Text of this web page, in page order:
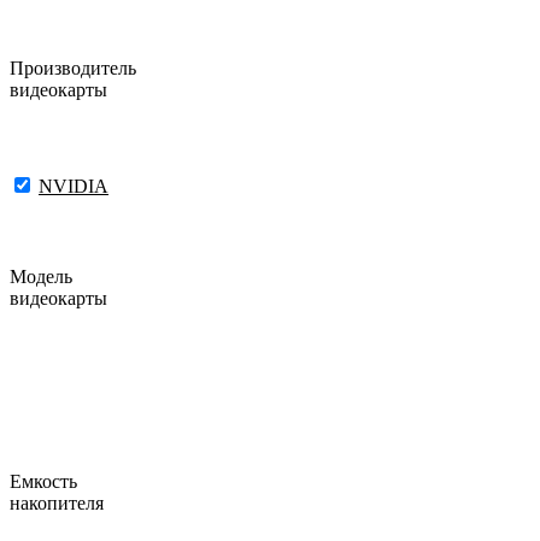
Производитель
видеокарты
NVIDIA
Модель
видеокарты
Емкость
накопителя